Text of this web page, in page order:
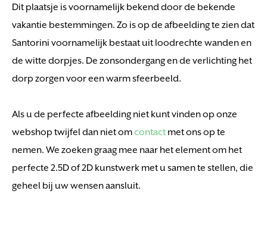
Dit plaatsje is voornamelijk bekend door de bekende
vakantie bestemmingen. Zo is op de afbeelding te zien dat
Santorini voornamelijk bestaat uit loodrechte wanden en
de witte dorpjes. De zonsondergang en de verlichting het
dorp zorgen voor een warm sfeerbeeld.
Als u de perfecte afbeelding niet kunt vinden op onze
webshop twijfel dan niet omcontact met ons op te
nemen. We zoeken graag mee naar het element om het
perfecte 2.5D of 2D kunstwerk met u samen te stellen, die
geheel bij uw wensen aansluit.